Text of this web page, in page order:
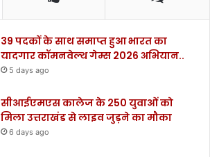
39 पदकों के साथ समाप्त हुआ भारत का
यादगार कॉमनवेल्थ गेम्स 2026 अभियान..
5 days ago
सीआईएमएस कालेज के 250 युवाओं को
मिला उत्तराखंड से लाइव जुड़ने का मौका
6 days ago